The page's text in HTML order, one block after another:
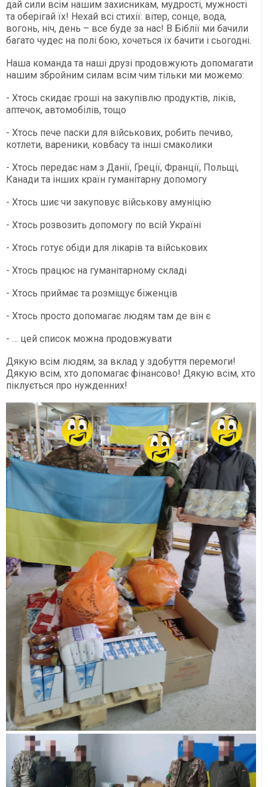
дай сили всім нашим захисникам, мудрості, мужності
та оберігай їх! Нехай всі стихії: вітер, сонце, вода,
вогонь, ніч, день – все буде за нас! В Біблії ми бачили
багато чудес на полі бою, хочеться їх бачити і сьогодні.
Наша команда та наші друзі продовжують допомагати
нашим збройним силам всім чим тільки ми можемо:
- Хтось скидає гроші на закупівлю продуктів, ліків,
аптечок, автомобілів, тощо
- Хтось пече паски для військових, робить печиво,
котлети, вареники, ковбасу та інші смаколики
- Хтось передає нам з Данії, Греції, Франції, Польщі,
Канади та інших країн гуманітарну допомогу
- Хтось шиє чи закуповує військову амуніцію
- Хтось розвозить допомогу по всій Україні
- Хтось готує обіди для лікарів та військових
- Хтось працює на гуманітарному складі
- Хтось приймає та розміщує біженців
- Хтось просто допомагає людям там де він є
- … цей список можна продовжувати
Дякую всім людям, за вклад у здобуття перемоги!
Дякую всім, хто допомагає фінансово! Дякую всім, хто
піклується про нужденних!